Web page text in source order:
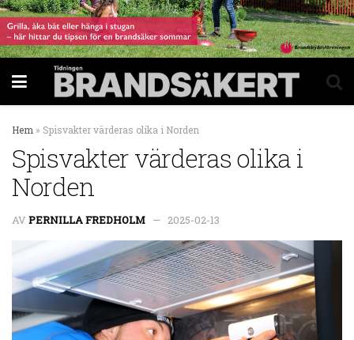
Hem » Spisvakter värderas olika i Norden
Spisvakter värderas olika i
Norden
AV PERNILLA FREDHOLM 2025-02-13